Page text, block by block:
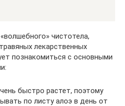
чистотела,
лекарственных
познакомиться с основными
быстро растет, поэтому
по листу алоэ в день от